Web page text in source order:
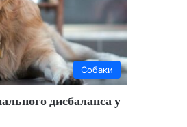
Собаки
дисбаланса у